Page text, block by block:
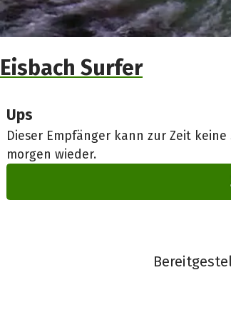
Eisbach Surfer
Ups
Dieser Empfänger kann zur Zeit
morgen wieder.